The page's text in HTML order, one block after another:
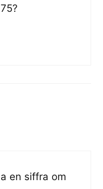
en siffra om